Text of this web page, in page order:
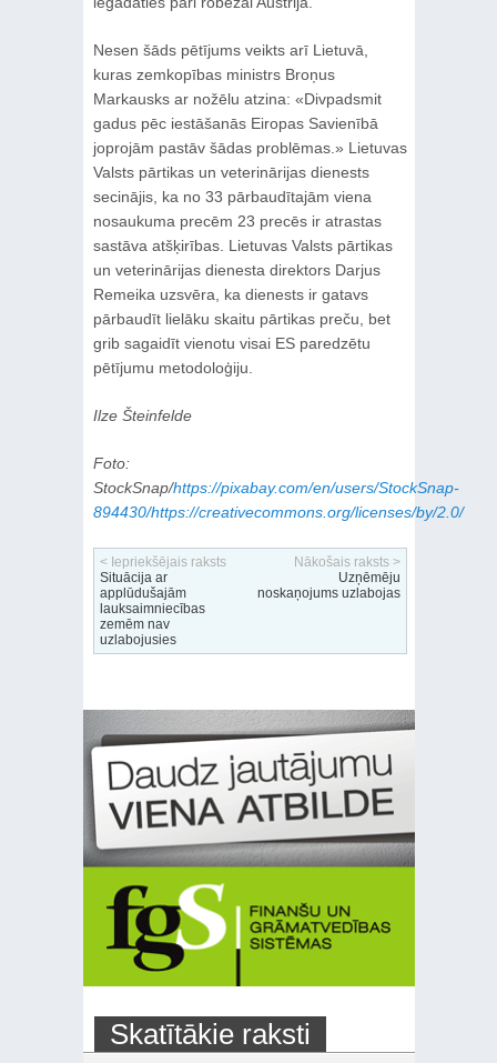
Nesen šāds pētījums veikts arī Lietuvā,
kuras zemkopības ministrs Broņus
Markausks ar nožēlu atzina: «Divpadsmit
gadus pēc iestāšanās Eiropas Savienībā
joprojām pastāv šādas problēmas.» Lietuvas
Valsts pārtikas un veterinārijas dienests
secinājis, ka no 33 pārbaudītajām viena
nosaukuma precēm 23 precēs ir atrastas
sastāva atšķirības. Lietuvas Valsts pārtikas
un veterinārijas dienesta direktors Darjus
Remeika uzsvēra, ka dienests ir gatavs
pārbaudīt lielāku skaitu pārtikas preču, bet
grib sagaidīt vienotu visai ES paredzētu
pētījumu metodoloģiju.
Ilze Šteinfelde
Foto:
StockSnap/https://pixabay.com/en/users/StockSnap-
894430/https://creativecommons.org/licenses/by/2.0/
< Iepriekšējais raksts
Situācija ar
applūdušajām
lauksaimniecības
zemēm nav
uzlabojusies
Nākošais raksts >
Uzņēmēju
noskaņojums uzlabojas
Skatītākie raksti